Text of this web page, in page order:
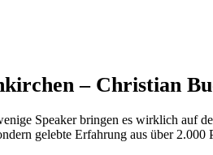
– Christian
Speaker bringen es wirklich auf
gelebte Erfahrung aus über 2.000